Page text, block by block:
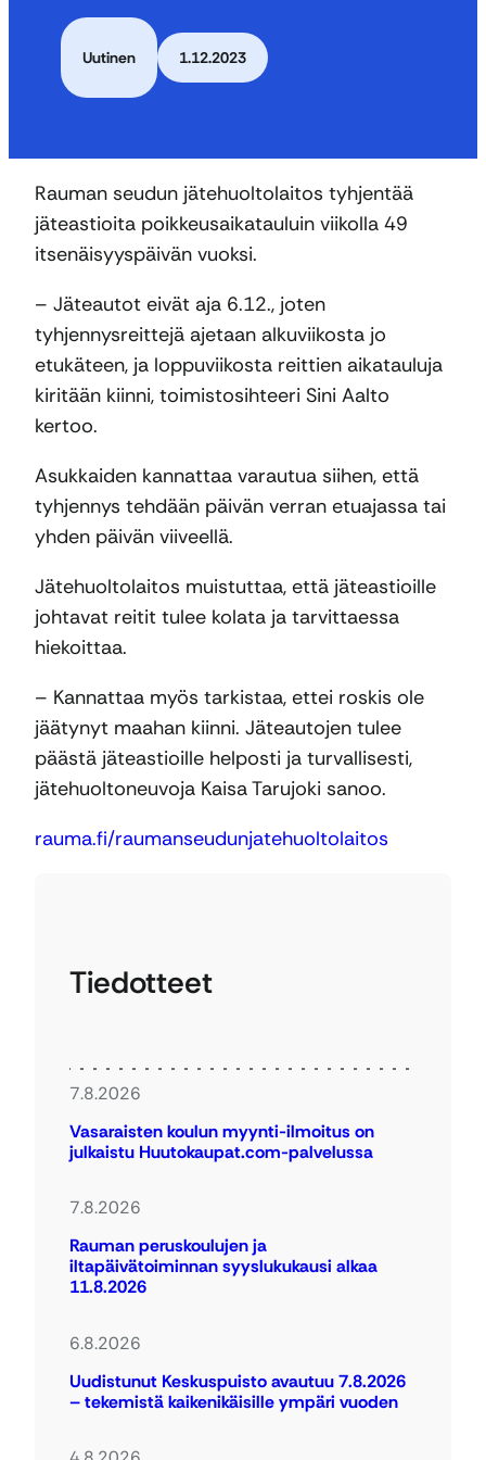
Uutinen 1.12.2023
Rauman seudun jätehuoltolaitos tyhjentää
jäteastioita poikkeusaikatauluin viikolla 49
itsenäisyyspäivän vuoksi.
– Jäteautot eivät aja 6.12., joten
tyhjennysreittejä ajetaan alkuviikosta jo
etukäteen, ja loppuviikosta reittien aikatauluja
kiritään kiinni, toimistosihteeri Sini Aalto
kertoo.
Asukkaiden kannattaa varautua siihen, että
tyhjennys tehdään päivän verran etuajassa tai
yhden päivän viiveellä.
Jätehuoltolaitos muistuttaa, että jäteastioille
johtavat reitit tulee kolata ja tarvittaessa
hiekoittaa.
– Kannattaa myös tarkistaa, ettei roskis ole
jäätynyt maahan kiinni. Jäteautojen tulee
päästä jäteastioille helposti ja turvallisesti,
jätehuoltoneuvoja Kaisa Tarujoki sanoo.
rauma.fi/raumanseudunjatehuoltolaitos
Tiedotteet
7.8.2026
Vasaraisten koulun myynti-ilmoitus on
julkaistu Huutokaupat.com-palvelussa
7.8.2026
Rauman peruskoulujen ja
iltapäivätoiminnan syyslukukausi alkaa
11.8.2026
6.8.2026
Uudistunut Keskuspuisto avautuu 7.8.2026
– tekemistä kaikenikäisille ympäri vuoden